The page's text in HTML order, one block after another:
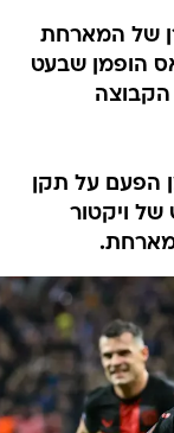
קרן של המארחת
הופמן שבעט
הקבוצה
הופמן הפעם על תקן
ויקטור